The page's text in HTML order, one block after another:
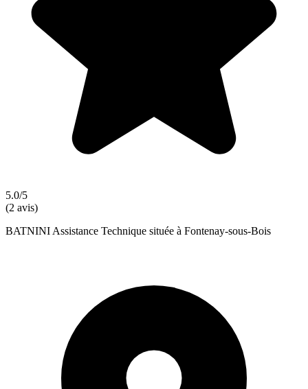
5.0/5
(2 avis)
BATNINI Assistance Technique située à Fontenay-sous-Bois